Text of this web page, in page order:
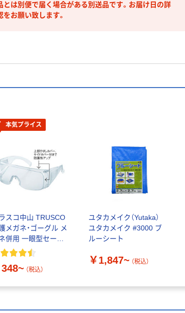
とは別便で届く場合がある別送品です。お届け日の詳
お願い致します。
本気プライス
スコ中山 TRUSCO
メガネ・ゴーグル メ
併用 一眼型セーフ
グラス レンズ透明
348~ （税込）
ユタカメイク（Yutaka）
ユタカメイク #3000 ブ
ルーシート
￥1,847~ （税込）